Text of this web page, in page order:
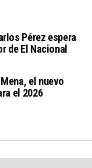
Pérez espera
de El Nacional
el nuevo
el 2026